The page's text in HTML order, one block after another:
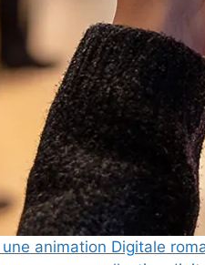
animation Digitale